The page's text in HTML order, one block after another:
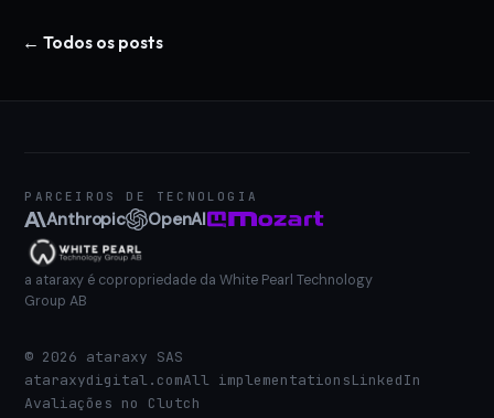
← Todos os posts
PARCEIROS DE TECNOLOGIA
Anthropic OpenAI
a ataraxy é copropriedade da White Pearl Technology
Group AB
© 2026 ataraxy SAS
ataraxydigital.comAll implementationsLinkedIn
Avaliações no Clutch